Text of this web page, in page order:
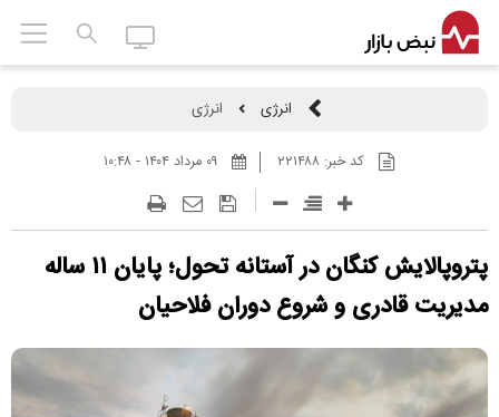
انرژی انرژی
کد خبر: ۲۲۱۴۸۸
پتروپالایش کنگان در آستانه تحول؛ پایان ۱۱ ساله
مدیریت قادری و شروع دوران فلاحیان